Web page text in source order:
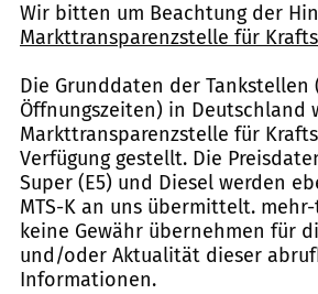
Wir bitten um Beachtung der
Markttransparenzstelle für
Die Grunddaten der Tankstellen
Öffnungszeiten) in Deutschland
Markttransparenzstelle für
Verfügung gestellt. Die
Super (E5) und Diesel werden
MTS-K an uns übermittelt.
keine Gewähr übernehmen für
und/oder Aktualität dieser
Informationen.